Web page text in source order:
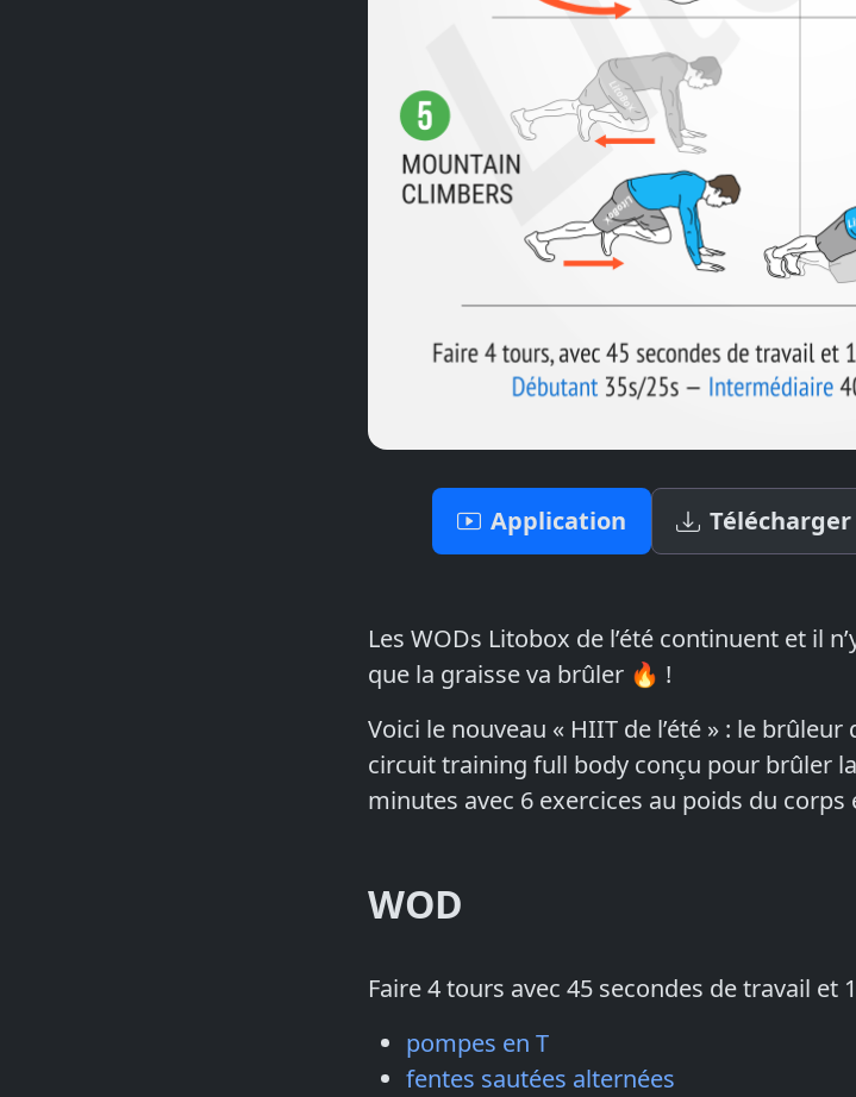
Application Télécharger
Les WODs Litobox de l’été continuent et il
que la graisse va brûler 🔥 !
Voici le nouveau « HIIT de l’été » : le
circuit training full body conçu pour brûler
minutes avec 6 exercices au poids du corps
WOD
Faire 4 tours avec 45 secondes de travail et
pompes en T
fentes sautées alternées